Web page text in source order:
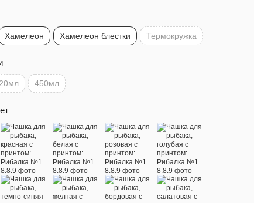
Хамелеон Хамелеон блестки Термокружка
450мл